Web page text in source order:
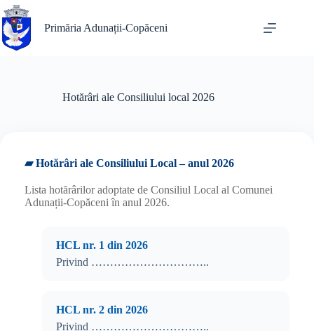
Sari
la
conținut
Primăria Adunații-Copăceni
Hotărâri ale Consiliului local 2026
▰ Hotărâri ale Consiliului Local – anul 2026
Lista hotărârilor adoptate de Consiliul Local al Comunei
Adunații-Copăceni în anul 2026.
HCL nr. 1 din 2026
Privind …………………………..
HCL nr. 2 din 2026
Privind …………………………..